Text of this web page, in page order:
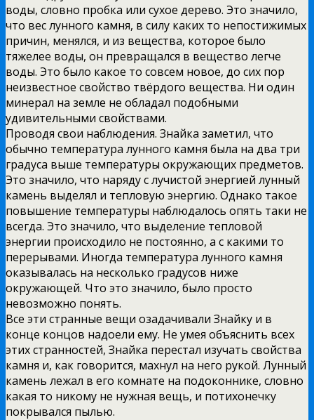
воды, словно пробка или сухое дерево. Это значило,
что вес лунного камня, в силу каких то непостижимых
причин, менялся, и из вещества, которое было
тяжелее воды, он превращался в вещество легче
воды. Это было какое то совсем новое, до сих пор
неизвестное свойство твёрдого вещества. Ни один
минерал на земле не обладал подобными
удивительными свойствами.
Проводя свои наблюдения. Знайка заметил, что
обычно температура лунного камня была на два три
градуса выше температуры окружающих предметов.
Это значило, что наряду с лучистой энергией лунный
камень выделял и тепловую энергию. Однако такое
повышение температуры наблюдалось опять таки не
всегда. Это значило, что выделение тепловой
энергии происходило не постоянно, а с какими то
перерывами. Иногда температура лунного камня
оказывалась на несколько градусов ниже
окружающей. Что это значило, было просто
невозможно понять.
Все эти странные вещи озадачивали Знайку и в
конце концов надоели ему. Не умея объяснить всех
этих странностей, Знайка перестал изучать свойства
камня и, как говорится, махнул на него рукой. Лунный
камень лежал в его комнате на подоконнике, словно
какая то никому не нужная вещь, и потихонечку
покрывался пылью.